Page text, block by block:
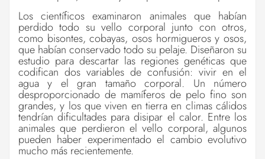
Los científicos examinaron animales que habían
perdido todo su vello corporal junto con otros,
como bisontes, cobayas, osos hormigueros y osos,
que habían conservado todo su pelaje. Diseñaron su
estudio para descartar las regiones genéticas que
codifican dos variables de confusión: vivir en el
agua y el gran tamaño corporal. Un número
desproporcionado de mamíferos de pelo fino son
grandes, y los que viven en tierra en climas cálidos
tendrían dificultades para disipar el calor. Entre los
animales que perdieron el vello corporal, algunos
pueden haber experimentado el cambio evolutivo
mucho más recientemente.